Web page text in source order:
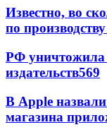
Известно, во
по
РФ уничтожила
издательств569
В Apple
магазина